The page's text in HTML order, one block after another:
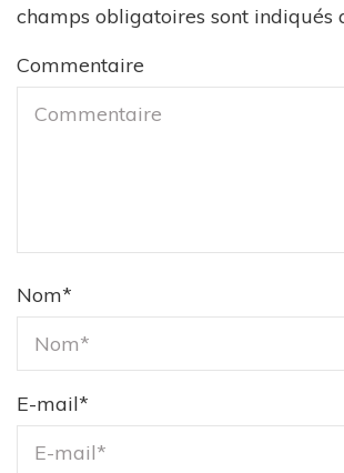
champs obligatoires sont indiqués
Commentaire
Nom*
E-mail*